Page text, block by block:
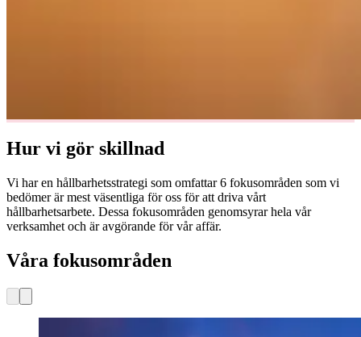
Hur vi gör skillnad
Vi har en hållbarhetsstrategi som omfattar 6 fokusområden som vi
bedömer är mest väsentliga för oss för att driva vårt
hållbarhetsarbete. Dessa fokusområden genomsyrar hela vår
verksamhet och är avgörande för vår affär.
Våra fokusområden